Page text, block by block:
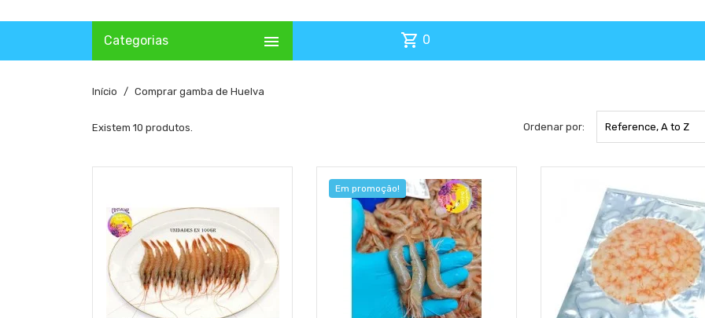
Categorias  shopping_cart 0
Início Comprar gamba de Huelva
Existem 10 produtos. Ordenar por: Reference, A to Z
Em promoção!